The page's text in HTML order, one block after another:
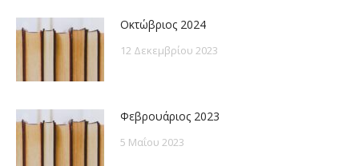
Οκτώβριος 2024
12 Δεκεμβρίου 2023
Φεβρουάριος 2023
5 Μαΐου 2023